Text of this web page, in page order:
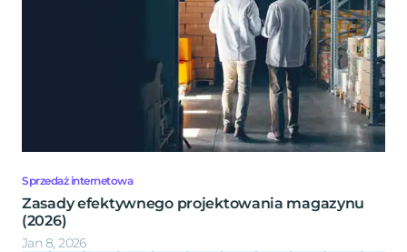
Sprzedaż internetowa
Zasady efektywnego projektowania magazynu
(2026)
Jan 8, 2026